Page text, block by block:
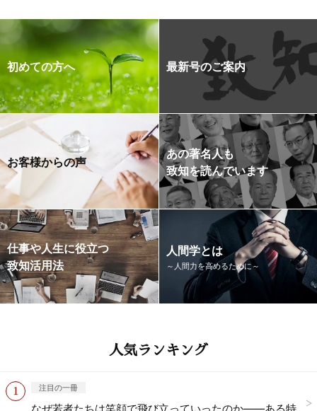
初めての方へ 最新号のご案内
お客様からの声
あの著名人も
致知を読んでいます
仕事や人生に役立つ
致知活用法
人間学とは
～人間力を高めるために～
人気ランキング
注目の一冊
なぜ若者たちは笑顔で飛び立っていったのか——ある特